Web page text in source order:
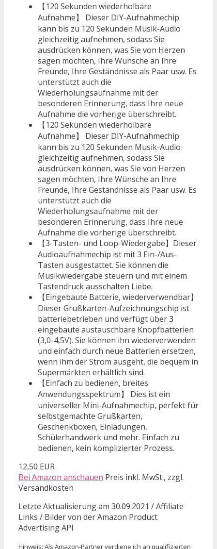
【120 Sekunden wiederholbare
Aufnahme】 Dieser DIY-Aufnahmechip
kann bis zu 120 Sekunden Musik-Audio
gleichzeitig aufnehmen, sodass Sie
ausdrücken können, was Sie von Herzen
sagen möchten, Ihre Wünsche an Ihre
Freunde, Ihre Geständnisse als Paar usw. Es
unterstützt auch die
Wiederholungsaufnahme mit der
besonderen Erinnerung, dass Ihre neue
Aufnahme die vorherige überschreibt.
【120 Sekunden wiederholbare
Aufnahme】 Dieser DIY-Aufnahmechip
kann bis zu 120 Sekunden Musik-Audio
gleichzeitig aufnehmen, sodass Sie
ausdrücken können, was Sie von Herzen
sagen möchten, Ihre Wünsche an Ihre
Freunde, Ihre Geständnisse als Paar usw. Es
unterstützt auch die
Wiederholungsaufnahme mit der
besonderen Erinnerung, dass Ihre neue
Aufnahme die vorherige überschreibt.
【3-Tasten- und Loop-Wiedergabe】Dieser
Audioaufnahmechip ist mit 3 Ein-/Aus-
Tasten ausgestattet. Sie können die
Musikwiedergabe steuern und mit einem
Tastendruck ausschalten Liebe.
【Eingebaute Batterie, wiederverwendbar】
Dieser Grußkarten-Aufzeichnungschip ist
batteriebetrieben und verfügt über 3
eingebaute austauschbare Knopfbatterien
(3,0-4,5V). Sie können ihn wiederverwenden
und einfach durch neue Batterien ersetzen,
wenn ihm der Strom ausgeht, die bequem in
Supermärkten erhältlich sind.
【Einfach zu bedienen, breites
Anwendungsspektrum】 Dies ist ein
universeller Mini-Aufnahmechip, perfekt für
selbstgemachte Grußkarten,
Geschenkboxen, Einladungen,
Schülerhandwerk und mehr. Einfach zu
bedienen, kein komplizierter Prozess.
12,50 EUR
Bei Amazon anschauen Preis inkl. MwSt., zzgl.
Versandkosten
Letzte Aktualisierung am 30.09.2021 / Affiliate
Links / Bilder von der Amazon Product
Advertising API
Hinweis: Als Amazon-Partner verdiene ich an qualifizierten